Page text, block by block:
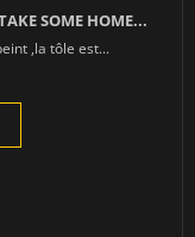
SOME HOME...
,la tôle est...